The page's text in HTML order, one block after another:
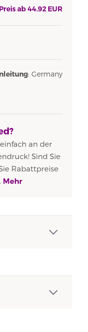
Preis ab44.92EUR
: Germany
an der
Sind Sie
Rabattpreise
Mehr